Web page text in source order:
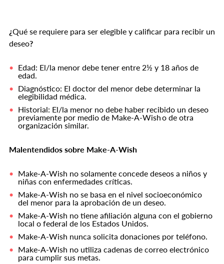
¿Qué se requiere para ser elegible y calificar para recibir un
deseo?
Edad: El/la menor debe tener entre 2½ y 18 años de
edad.
Diagnóstico: El doctor del menor debe determinar la
elegibilidad médica.
Historial: El/la menor no debe haber recibido un deseo
previamente por medio de Make-A-Wish o de otra
organización similar.
Malentendidos sobre Make-A-Wish
Make-A-Wish no solamente concede deseos a niños y
niñas con enfermedades críticas.
Make-A-Wish no se basa en el nivel socioeconómico
del menor para la aprobación de un deseo.
Make-A-Wish no tiene afiliación alguna con el gobierno
local o federal de los Estados Unidos.
Make-A-Wish nunca solicita donaciones por teléfono.
Make-A-Wish no utiliza cadenas de correo electrónico
para cumplir sus metas.